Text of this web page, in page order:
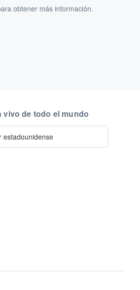
obtener más información.
vivo de todo el mundo
estadounidense